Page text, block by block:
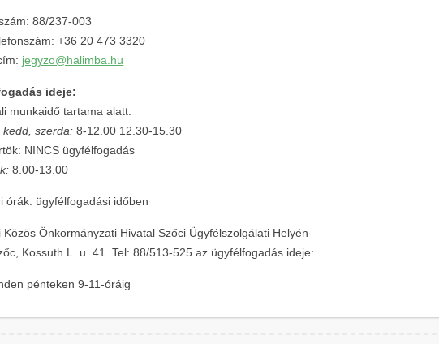
88/237-003
+36 20 473 3320
jegyzo@halimba.hu
ideje:
munkaidő tartama alatt:
kedd, szerda:8-12.00 12.30-15.30
NINCS ügyfélfogadás
8.00-13.00
órák: ügyfélfogadási időben
Közös Önkormányzati Hivatal Szőci Ügyfélszolgálati Helyén
Kossuth L. u. 41. Tel: 88/513-525 az ügyfélfogadás ideje:
pénteken 9-11-óráig